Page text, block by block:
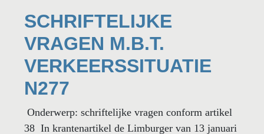
SCHRIFTELIJKE
VRAGEN M.B.T.
VERKEERSSITUATIE
N277
Onderwerp: schriftelijke vragen conform artikel
38 In krantenartikel de Limburger van 13 januari